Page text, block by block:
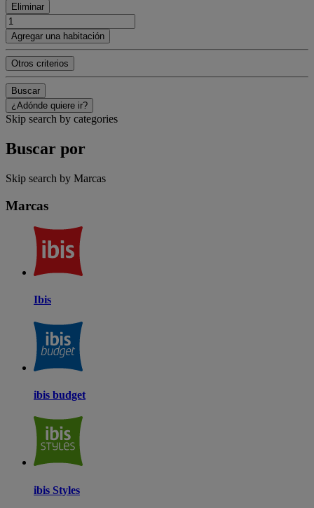
Eliminar
Agregar una habitación
Otros criterios
Buscar
¿Adónde quiere ir?
Skip search by categories
Buscar por
Skip search by Marcas
Marcas
Ibis
ibis budget
ibis Styles